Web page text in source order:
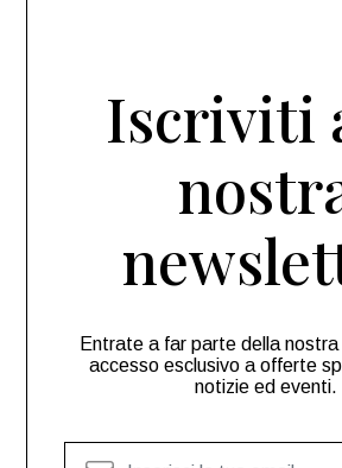
Iscriviti
Entrate a far parte della
accesso esclusivo a offerte
notizie ed eventi.